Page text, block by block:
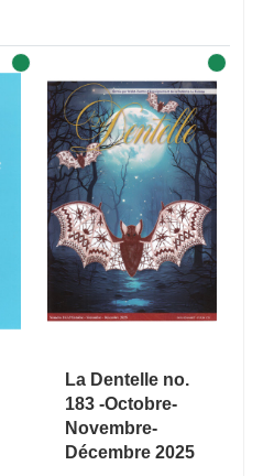
La Dentelle no.
183 -Octobre-
Novembre-
Décembre 2025